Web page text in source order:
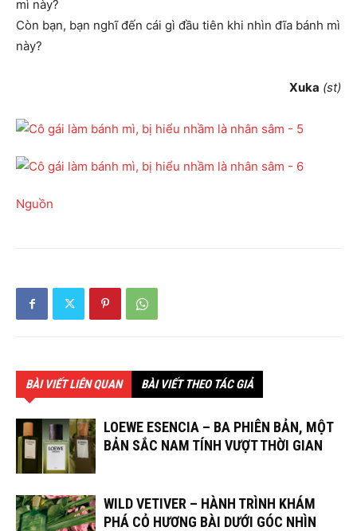
Còn bạn, bạn nghĩ đến cái gì đầu tiên khi nhìn đĩa bánh mì
này?
Xuka (st)
Nguồn
BÀI VIẾT LIÊN QUAN BÀI VIẾT THEO TÁC GIẢ
LOEWE ESENCIA – BA PHIÊN BẢN, MỘT
BẢN SẮC NAM TÍNH VƯỢT THỜI GIAN
WILD VETIVER – HÀNH TRÌNH KHÁM
PHÁ CỎ HƯƠNG BÀI DƯỚI GÓC NHÌN